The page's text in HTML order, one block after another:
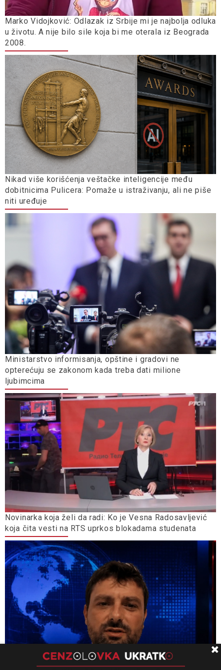
Marko Vidojković: Odlazak iz Srbije mi je najbolja odluka
u životu. A nije bilo sile koja bi me oterala iz Beograda
2008.
Nikad više korišćenja veštačke inteligencije među
dobitnicima Pulicera: Pomaže u istraživanju, ali ne piše
niti uređuje
Ministarstvo informisanja, opštine i gradovi ne
opterećuju se zakonom kada treba dati milione
ljubimcima
Novinarka koja želi da radi: Ko je Vesna Radosavljević
koja čita vesti na RTS uprkos blokadama studenata